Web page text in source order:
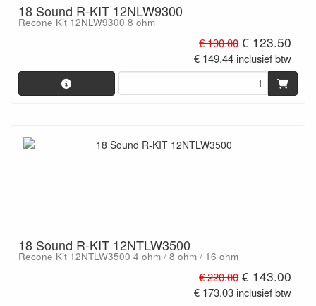
18 Sound R-KIT 12NLW9300
Recone Kit 12NLW9300 8 ohm
€ 190.00 € 123.50
€ 149.44 inclusief btw
18 Sound R-KIT 12NTLW3500
Recone Kit 12NTLW3500 4 ohm / 8 ohm / 16 ohm
€ 220.00 € 143.00
€ 173.03 inclusief btw